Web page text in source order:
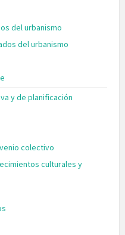
del urbanismo
del urbanismo
y de planificación
colectivo
culturales y